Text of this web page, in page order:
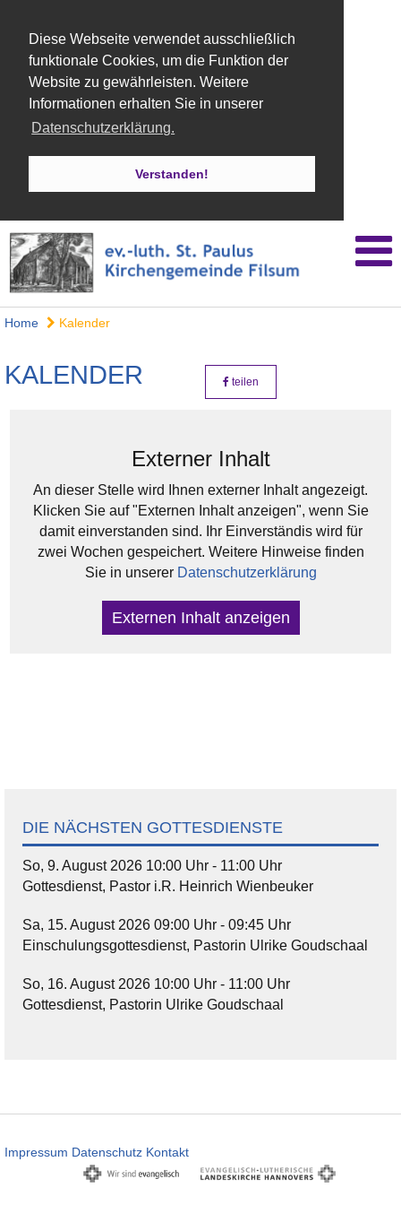
Diese Webseite verwendet ausschließlich
funktionale Cookies, um die Funktion der
Website zu gewährleisten. Weitere
Informationen erhalten Sie in unserer
Datenschutzerklärung.
Verstanden!
Home Kalender
KALENDER teilen
Externer Inhalt
An dieser Stelle wird Ihnen externer Inhalt angezeigt.
Klicken Sie auf "Externen Inhalt anzeigen", wenn Sie
damit einverstanden sind. Ihr Einverständis wird für
zwei Wochen gespeichert. Weitere Hinweise finden
Sie in unserer Datenschutzerklärung
Externen Inhalt anzeigen
DIE NÄCHSTEN GOTTESDIENSTE
So, 9. August 2026 10:00 Uhr - 11:00 Uhr
Gottesdienst, Pastor i.R. Heinrich Wienbeuker
Sa, 15. August 2026 09:00 Uhr - 09:45 Uhr
Einschulungsgottesdienst, Pastorin Ulrike Goudschaal
So, 16. August 2026 10:00 Uhr - 11:00 Uhr
Gottesdienst, Pastorin Ulrike Goudschaal
Impressum Datenschutz Kontakt